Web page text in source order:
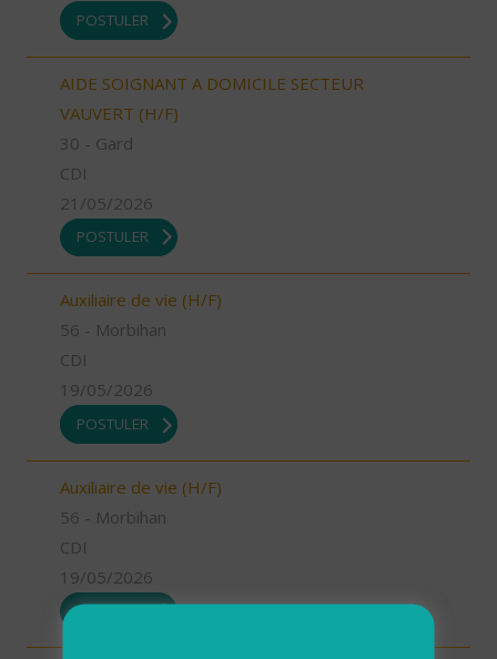
POSTULER
AIDE SOIGNANT A DOMICILE SECTEUR
VAUVERT (H/F)
30 - Gard
CDI
21/05/2026
POSTULER
Auxiliaire de vie (H/F)
56 - Morbihan
CDI
19/05/2026
POSTULER
Auxiliaire de vie (H/F)
56 - Morbihan
CDI
19/05/2026
POSTULER